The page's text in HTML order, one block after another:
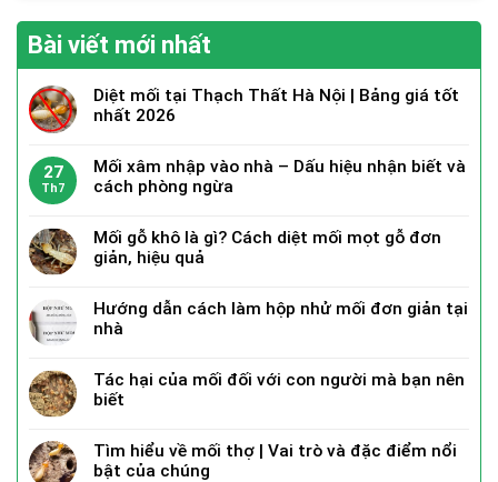
Bài viết mới nhất
Diệt mối tại Thạch Thất Hà Nội | Bảng giá tốt
nhất 2026
27
Th7
Mối xâm nhập vào nhà – Dấu hiệu nhận biết và
cách phòng ngừa
Mối gỗ khô là gì? Cách diệt mối mọt gỗ đơn
giản, hiệu quả
Hướng dẫn cách làm hộp nhử mối đơn giản tại
nhà
Tác hại của mối đối với con người mà bạn nên
biết
Tìm hiểu về mối thợ | Vai trò và đặc điểm nổi
bật của chúng